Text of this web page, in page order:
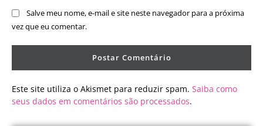
Salve meu nome, e-mail e site neste navegador para a próxima
vez que eu comentar.
Este site utiliza o Akismet para reduzir spam. Saiba como
seus dados em comentários são processados.